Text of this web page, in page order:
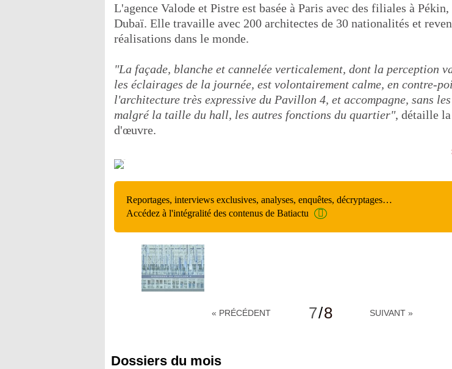
L'agence Valode et Pistre est basée à Paris avec des filiales à
Dubaï. Elle travaille avec 200 architectes de 30 nationalités et
réalisations dans le monde.
"La façade, blanche et cannelée verticalement, dont la perception
les éclairages de la journée, est volontairement calme, en contre-
l'architecture très expressive du Pavillon 4, et accompagne, sans
malgré la taille du hall, les autres fonctions du quartier", détaille
d'œuvre.
Reportages, interviews exclusives, analyses, enquêtes, décryptages…
Accédez à l'intégralité des contenus de Batiactu
« PRÉCÉDENT 7/8 SUIVANT »
Dossiers du mois